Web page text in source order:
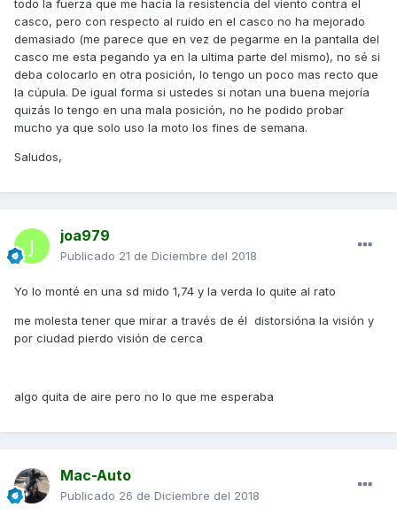
montado en un momentin y creo que están bien, ya que
creo que no pueden ir de otra forma. Estas piezas de goma
negra llevan un alma metálica que viene también sueltas,
que sirven para que la goma apriete de manera homogénea
a la cúpula mediante los tornillos.
En cuanto la monte pasare fotos y conforme la pruebe
pasare sensaciones.
todo la fuerza que me hacía la resistencia del viento contra el
casco, pero con respecto al ruido en el casco no ha mejorado
demasiado (me parece que en vez de pegarme en la pantalla del
casco me esta pegando ya en la ultima parte del mismo), no sé si
deba colocarlo en otra posición, lo tengo un poco mas recto que
la cúpula. De igual forma si ustedes si notan una buena mejoría
quizás lo tengo en una mala posición, no he podido probar
mucho ya que solo uso la moto los fines de semana.
Saludos,
joa979
Publicado 21 de Diciembre del 2018
Yo lo monté en una sd mido 1,74 y la verda lo quite al rato
me molesta tener que mirar a través de él distorsióna la visión y
por ciudad pierdo visión de cerca
algo quita de aire pero no lo que me esperaba
Mac-Auto
Publicado 26 de Diciembre del 2018